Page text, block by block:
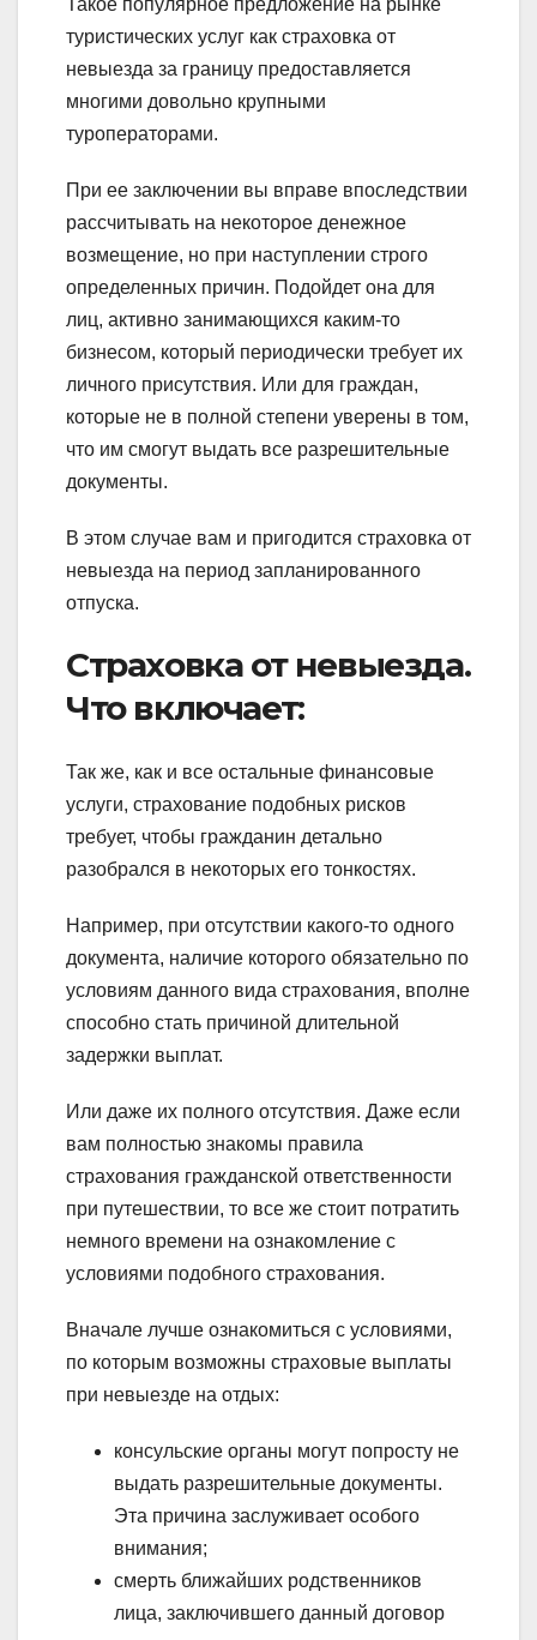
туристических услуг как страховка от
невыезда за границу предоставляется
многими довольно крупными
туроператорами.
При ее заключении вы вправе впоследствии
рассчитывать на некоторое денежное
возмещение, но при наступлении строго
определенных причин. Подойдет она для
лиц, активно занимающихся каким-то
бизнесом, который периодически требует их
личного присутствия. Или для граждан,
которые не в полной степени уверены в том,
что им смогут выдать все разрешительные
документы.
В этом случае вам и пригодится страховка от
невыезда на период запланированного
отпуска.
Страховка от невыезда.
Что включает:
Так же, как и все остальные финансовые
услуги, страхование подобных рисков
требует, чтобы гражданин детально
разобрался в некоторых его тонкостях.
Например, при отсутствии какого-то одного
документа, наличие которого обязательно по
условиям данного вида страхования, вполне
способно стать причиной длительной
задержки выплат.
Или даже их полного отсутствия. Даже если
вам полностью знакомы правила
страхования гражданской ответственности
при путешествии, то все же стоит потратить
немного времени на ознакомление с
условиями подобного страхования.
Вначале лучше ознакомиться с условиями,
по которым возможны страховые выплаты
при невыезде на отдых:
консульские органы могут попросту не
выдать разрешительные документы.
Эта причина заслуживает особого
внимания;
смерть ближайших родственников
лица, заключившего данный договор